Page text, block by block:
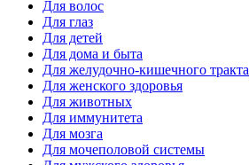
Для волос
Для глаз
Для детей
Для дома и быта
Для желудочно-кишечного тракта
Для женского здоровья
Для животных
Для иммунитета
Для мозга
Для мочеполовой системы